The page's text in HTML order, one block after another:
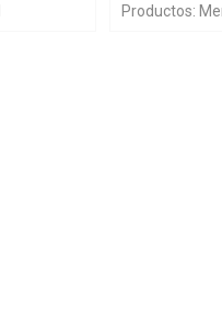
Productos: